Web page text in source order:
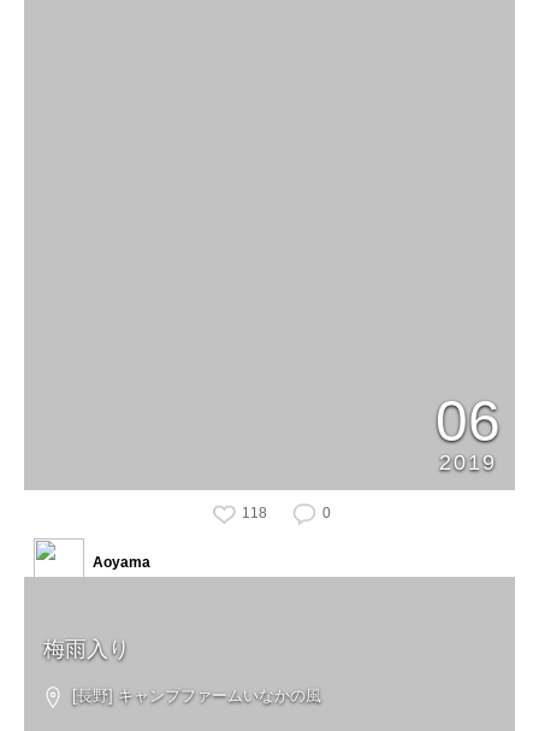
06
2019
118 0
梅雨入り
[長野] キャンプファームいなかの風
Aoyama